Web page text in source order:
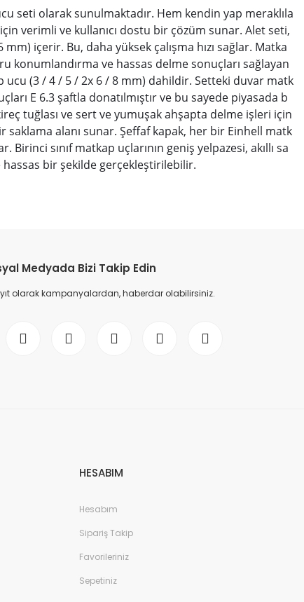
seti olarak sunulmaktadır. Hem kendin yap meraklıla
verimli ve kullanıcı dostu bir çözüm sunar. Alet seti,
içerir. Bu, daha yüksek çalışma hızı sağlar. Matka
konumlandırma ve hassas delme sonuçları sağlayan
(3 / 4 / 5 / 2x 6 / 8 mm) dahildir. Setteki duvar matk
E 6.3 şaftla donatılmıştır ve bu sayede piyasada b
tuğlası ve sert ve yumuşak ahşapta delme işleri için
alanı sunar. Şeffaf kapak, her bir Einhell matk
sınıf matkap uçlarının geniş yelpazesi, akıllı sa
hassas bir şekilde gerçekleştirilebilir.
Medyada Bizi Takip Edin
olarak kampanyalardan, haberdar olabilirsiniz.
HESABIM
Hesabım
Sipariş Takip
Favorileriniz
Sepetiniz